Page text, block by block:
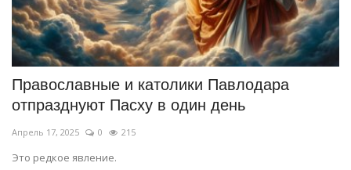
Православные и католики Павлодара
отпразднуют Пасху в один день
Апрель 17, 2025 0 215
Это редкое явление.